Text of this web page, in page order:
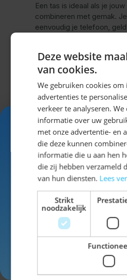
Een tas is ideaal als je
combineren met gemak.
eenvoudig je telefoon,
Combineer
Combineer jouw tas met
lederhose dames . Maak
compleet metOktoberfest
Oktoberfest accessoires .
Bestel
tas
Klaar om jouw outfit
Kies jouw favoriete
en ga goed voorbereid naar
Oktoberfest, een
vragen
Deze website
van cookies.
We gebruiken cookies
advertenties te
verkeer te analyseren.
informatie over uw
met onze advertentie- en
die deze kunnen
informatie die u aan hen
die zij hebben verzameld
van hun diensten. Lees
Strikt
noodzakelijk
Ontvang
Schrijf je nuin voor de
tot exclusieve
Voor- en achternaam